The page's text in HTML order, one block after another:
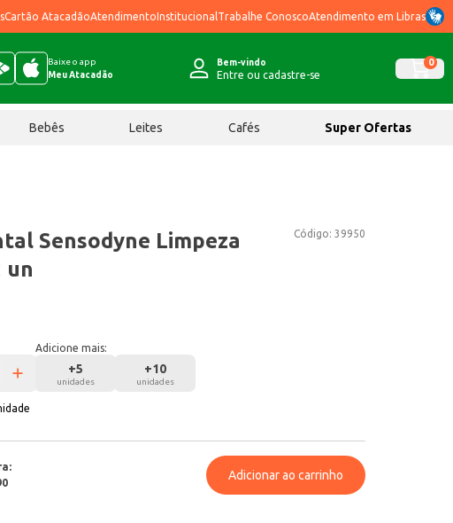
Cartão AtacadãoAtendimentoInstitucional Trabalhe ConoscoAtendimento em Libras
Baixe o app
Meu Atacadão
Bem-vindo
Entre ou cadastre-se
0
Bebês Leites Cafés Super Ofertas
Código: 39950
Sensodyne Limpeza
un
Adicione mais:
+5
unidades
+10
unidades
Adicionar ao carrinho